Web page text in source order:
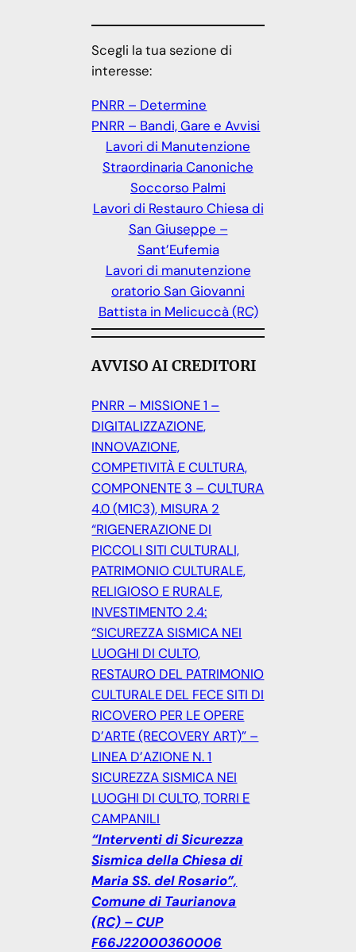
Scegli la tua sezione di
interesse:
PNRR – Determine
PNRR – Bandi, Gare e Avvisi
Lavori di Manutenzione
Straordinaria Canoniche
Soccorso Palmi
Lavori di Restauro Chiesa di
San Giuseppe –
Sant’Eufemia
Lavori di manutenzione
oratorio San Giovanni
Battista in Melicuccà (RC)
AVVISO AI CREDITORI
PNRR – MISSIONE 1 –
DIGITALIZZAZIONE,
INNOVAZIONE,
COMPETIVITÀ E CULTURA,
COMPONENTE 3 – CULTURA
4.0 (M1C3), MISURA 2
“RIGENERAZIONE DI
PICCOLI SITI CULTURALI,
PATRIMONIO CULTURALE,
RELIGIOSO E RURALE,
INVESTIMENTO 2.4:
“SICUREZZA SISMICA NEI
LUOGHI DI CULTO,
RESTAURO DEL PATRIMONIO
CULTURALE DEL FECE SITI DI
RICOVERO PER LE OPERE
D’ARTE (RECOVERY ART)” –
LINEA D’AZIONE N. 1
SICUREZZA SISMICA NEI
LUOGHI DI CULTO, TORRI E
CAMPANILI
“Interventi di Sicurezza
Sismica della Chiesa di
Maria SS. del Rosario”,
Comune di Taurianova
(RC) – CUP
F66J22000360006